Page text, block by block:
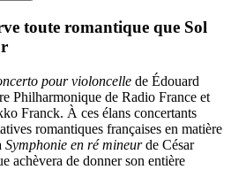
toute romantique que Sol
pour violoncelle de Édouard
Philharmonique de Radio France et
Franck. À ces élans concertants
romantiques françaises en matière
Symphonie en ré mineurde César
achèvera de donner son entière